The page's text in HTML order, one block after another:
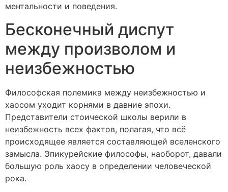
ментальности и поведения.
Бесконечный диспут
между произволом и
неизбежностью
Философская полемика между неизбежностью и
хаосом уходит корнями в давние эпохи.
Представители стоической школы верили в
неизбежность всех фактов, полагая, что всё
происходящее является составляющей вселенского
замысла. Эпикурейские философы, наоборот, давали
большую роль хаосу в определении человеческой
рока.